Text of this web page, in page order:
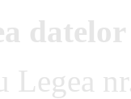
datelor
Legea